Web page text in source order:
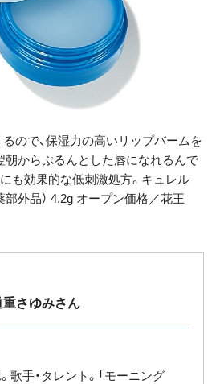
るので、保湿力の高いリップバームを
朝からぷるんとした唇になれるんで
も効果的な低刺激処方。キュレル
部外品） 4.2g オープン価格／花王
重さゆみさん
歌手・タレント。「モーニング